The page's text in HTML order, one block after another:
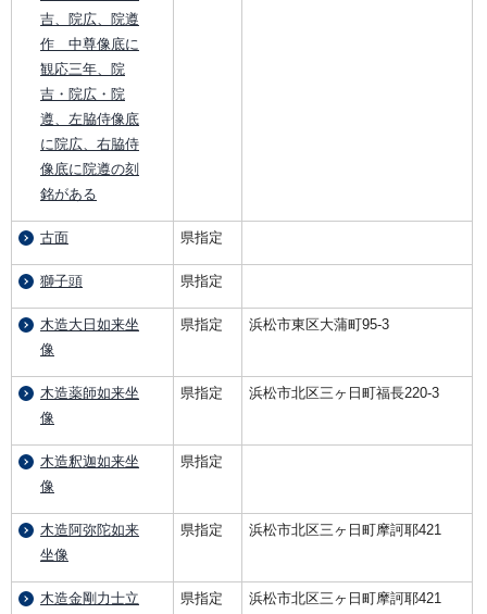
吉、院広、院遵
作 中尊像底に
観応三年、院
吉・院広・院
遵、左脇侍像底
に院広、右脇侍
像底に院遵の刻
銘がある
古面 県指定
獅子頭 県指定
木造大日如来坐
像
県指定 浜松市東区大蒲町95-3
木造薬師如来坐
像
県指定 浜松市北区三ヶ日町福長220-3
木造釈迦如来坐
像
県指定
木造阿弥陀如来
坐像
県指定 浜松市北区三ヶ日町摩訶耶421
木造金剛力士立
県指定 浜松市北区三ヶ日町摩訶耶421